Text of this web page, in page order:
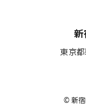
新
東京
© 新宿